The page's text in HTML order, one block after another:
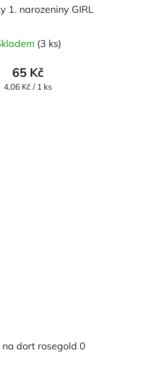
1. narozeniny GIRL
(3 ks)
65 Kč
Měrná
4,06 Kč / 1 ks
na dort rosegold 0